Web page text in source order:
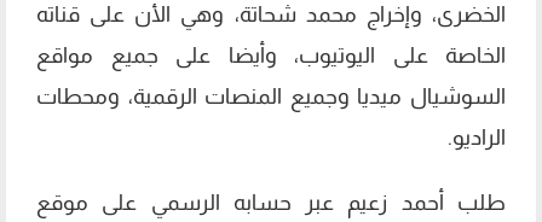
الخضرى، وإخراج محمد شحاتة، وهي الأن على قناته
الخاصة على اليوتيوب، وأيضا على جميع مواقع
السوشيال ميديا وجميع المنصات الرقمية، ومحطات
الراديو.
طلب أحمد زعيم عبر حسابه الرسمي على موقع